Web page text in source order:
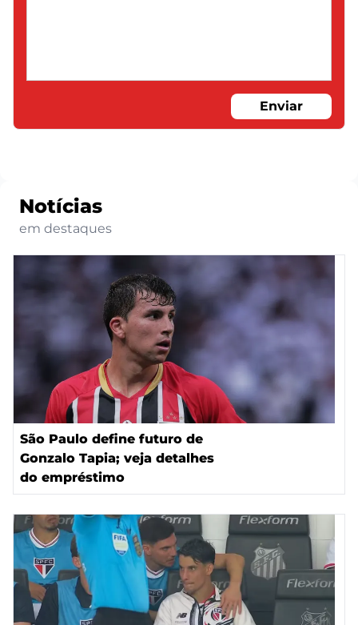
Enviar
Notícias
em destaques
São Paulo define futuro de
Gonzalo Tapia; veja detalhes
do empréstimo